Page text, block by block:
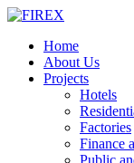
Home
About Us
Projects
Hotels
Factories
Finance
Public